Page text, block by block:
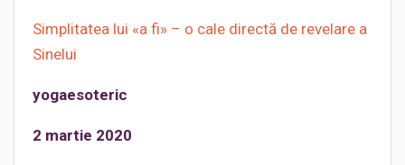
Simplitatea lui «a fi» – o cale directă de revelare a
Sinelui
yogaesoteric
2 martie 2020